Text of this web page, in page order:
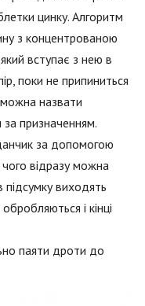
цинку. Алгоритм
з концентрованою
вступає з нею в
поки не припиниться
можна назвати
призначенням.
за допомогою
чого відразу можна
виходять
і кінці
паяти дроти до